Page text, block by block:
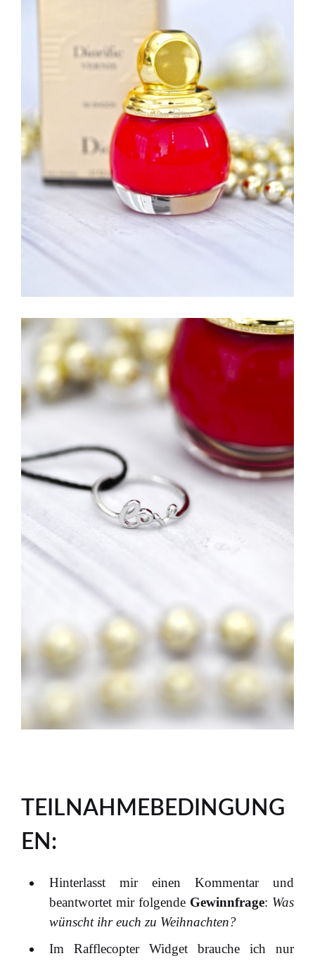
TEILNAHMEBEDINGUNG
EN:
Hinterlasst mir einen Kommentar und
beantwortet mir folgende Gewinnfrage: Was
wünscht ihr euch zu Weihnachten?
Im Rafflecopter Widget brauche ich nur